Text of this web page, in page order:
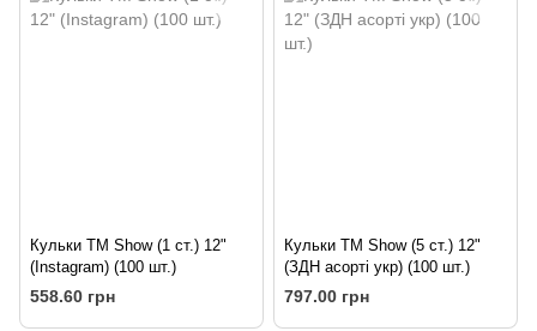
Кульки ТМ Show (1 ст.) 12"
(Instagram) (100 шт.)
558.60 грн
Кульки ТМ Show (5 ст.) 12"
(ЗДН асорті укр) (100 шт.)
797.00 грн